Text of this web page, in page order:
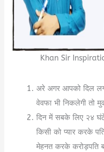
Khan Sir
अरे अगर आपको दिल
वेवफा भी निकलेगी तो
दिन में सबके लिए २४
किसी को प्यार करके
मेहनत करके करोड़पति